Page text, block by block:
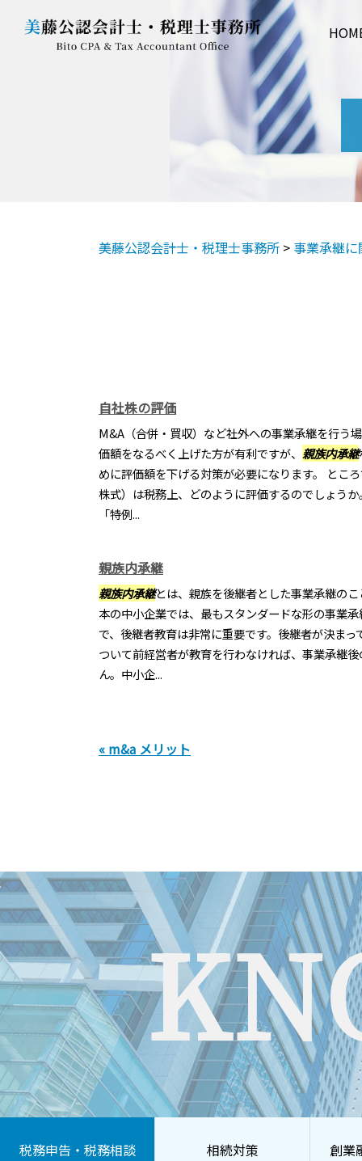
美藤公認会計士・税理士事務所 > 事業承継
自社株の評価
M&A（合併・買収）など社外への事業承継を行う
価額をなるべく上げた方が有利ですが、 親族内承継
めに評価額を下げる対策が必要になります。 とこ
株式）は税務上、どのように評価するのでしょう
「特例...
親族内承継
親族内承継とは、親族を後継者とした事業承継の
本の中小企業では、最もスタンダードな形の事業
で、後継者教育は非常に重要です。後継者が決ま
ついて前経営者が教育を行わなければ、事業承継
ん。中小企...
« m&a メリット
税務申告・税務相談 相続対策 創業